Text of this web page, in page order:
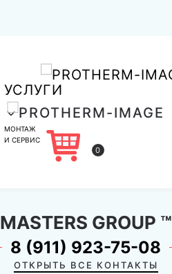
УСЛУГИ
МОНТАЖ
И СЕРВИС
0
MASTERS GROUP ™
8 (911) 923-75-08
ОТКРЫТЬ ВСЕ КОНТАКТЫ